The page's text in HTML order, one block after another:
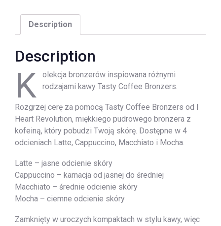
Description
Description
K
olekcja bronzerów inspiowana różnymi
rodzajami kawy Tasty Coffee Bronzers.
Rozgrzej cerę za pomocą Tasty Coffee Bronzers od I
Heart Revolution, miękkiego pudrowego bronzera z
kofeiną, który pobudzi Twoją skórę. Dostępne w 4
odcieniach Latte, Cappuccino, Macchiato i Mocha.
Latte – jasne odcienie skóry
Cappuccino – karnacja od jasnej do średniej
Macchiato – średnie odcienie skóry
Mocha – ciemne odcienie skóry
Zamknięty w uroczych kompaktach w stylu kawy, więc